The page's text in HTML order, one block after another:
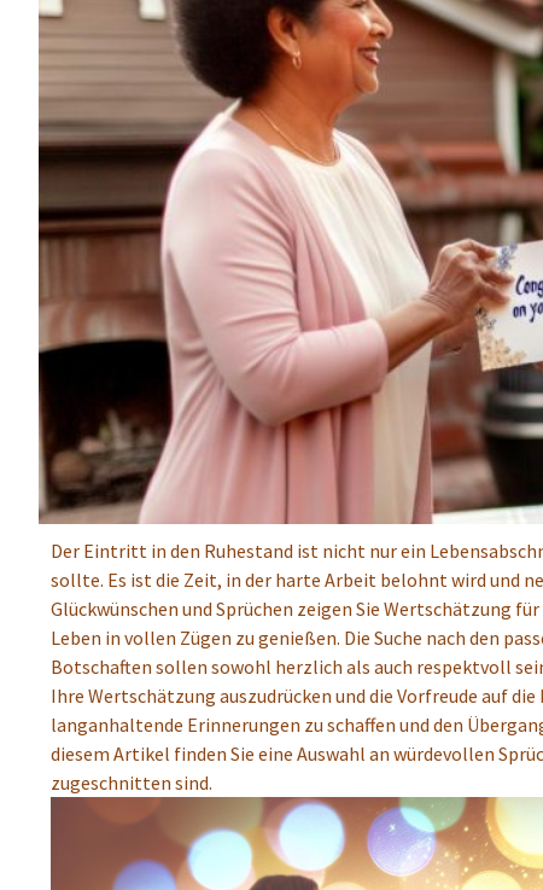
Der Eintritt in den Ruhestand ist nicht nur ein
sollte. Es ist die Zeit, in der harte Arbeit belohnt wird und
Glückwünschen und Sprüchen zeigen Sie Wertschätzung
Leben in vollen Zügen zu genießen. Die Suche nach den
Botschaften sollen sowohl herzlich als auch respektvoll
Ihre Wertschätzung auszudrücken und die Vorfreude auf
langanhaltende Erinnerungen zu schaffen und den
diesem Artikel finden Sie eine Auswahl an würdevollen
zugeschnitten sind.